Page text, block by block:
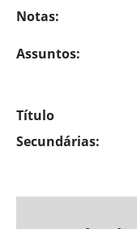
Notas:
Assuntos:
Título
Secundárias: